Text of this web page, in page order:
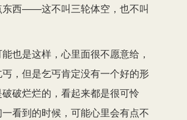
东西——这不叫三轮体空，也不叫
也是这样，心里面很不愿意给，
，但是乞丐肯定没有一个好的形
破烂烂的，看起来都是很可怜
看到的时候，可能心里会有点不